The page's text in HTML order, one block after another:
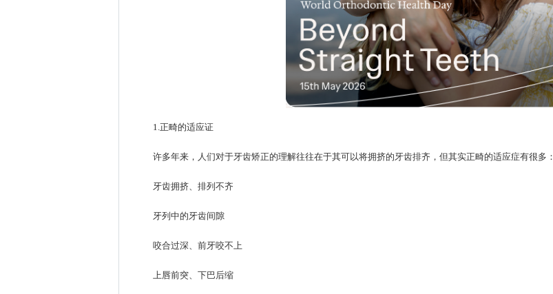
1.正畸的适应证
许多年来，人们对于牙齿矫正的理解往往在于其可以将拥挤的牙齿排齐，但其实正畸的适应症有很多：
牙齿拥挤、排列不齐
牙列中的牙齿间隙
咬合过深、前牙咬不上
上唇前突、下巴后缩